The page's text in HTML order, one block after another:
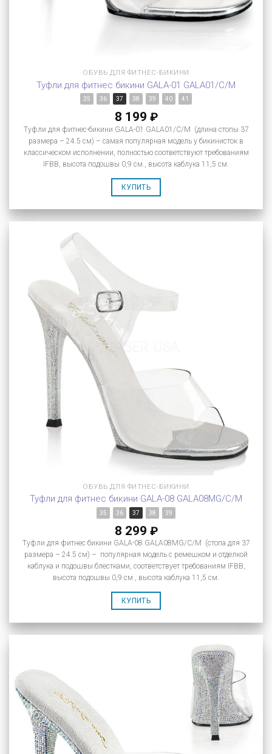
ОБУВЬ ДЛЯ ФИТНЕС-БИКИНИ
Туфли для фитнес бикини GALA-01 GALA01/C/M
35 36 37 38 39 40 41
8 199 ₽
Туфли для фитнес-бикини GALA-01 GALA01/C/M (длина стопы 37
размера – 24.5 см) – самая популярная модель у бикинисток в
классическом исполнении, полностью соответствуют требованиям
IFBB, высота подошвы 0,9 см., высота каблука 11,5 см.
КУПИТЬ
ОБУВЬ ДЛЯ ФИТНЕС-БИКИНИ
Туфли для фитнес бикини GALA-08 GALA08MG/C/M
35 36 37 38 39
8 299 ₽
Туфли для фитнес бикини GALA-08 GALA08MG/C/M (стопа для 37
размера – 24.5 см) – популярная модель с ремешком и отделкой
каблука и подошвы блестками, соответствует требованиям IFBB,
высота подошвы 0,9 см., высота каблука 11,5 см.
КУПИТЬ